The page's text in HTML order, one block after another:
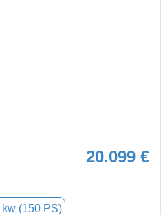
20.099 €
kw (150 PS)